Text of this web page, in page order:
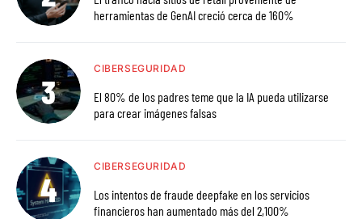
herramientas de GenAI creció cerca de 160%
CIBERSEGURIDAD
El 80% de los padres teme que la IA pueda utilizarse
para crear imágenes falsas
CIBERSEGURIDAD
Los intentos de fraude deepfake en los servicios
financieros han aumentado más del 2,100%